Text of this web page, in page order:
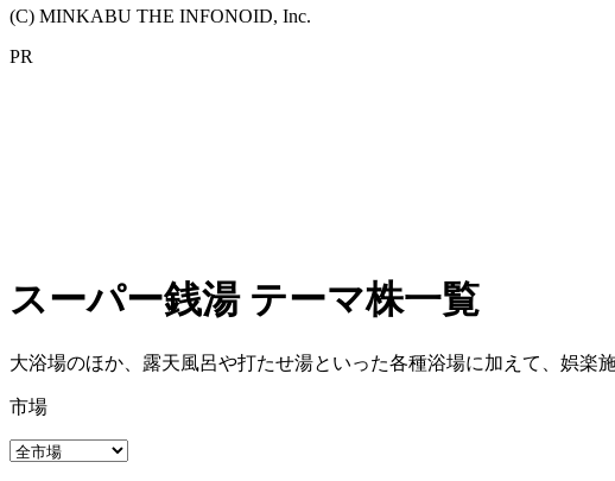
(C) MINKABU THE INFONOID, Inc.
PR
スーパー銭湯 テーマ株一覧
大浴場のほか、露天風呂や打たせ湯といった各種浴場に加えて、娯楽
市場